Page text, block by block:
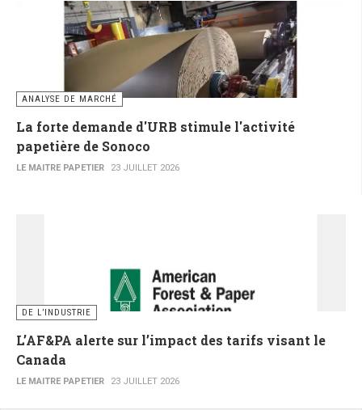
ANALYSE DE MARCHÉ
La forte demande d'URB stimule l'activité
papetière de Sonoco
LE MAITRE PAPETIER 23 JUILLET 2026
DE L’INDUSTRIE
L’AF&PA alerte sur l’impact des tarifs visant le
Canada
LE MAITRE PAPETIER 23 JUILLET 2026